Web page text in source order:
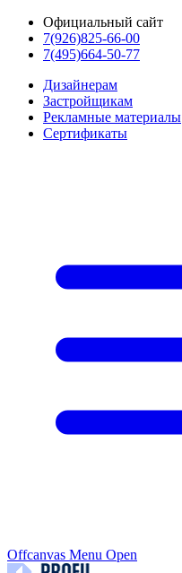
Официальный сайт
7(926)825-66-00
7(495)664-50-77
Дизайнерам
Застройщикам
Рекламные материалы
Сертификаты
Offcanvas Menu Open